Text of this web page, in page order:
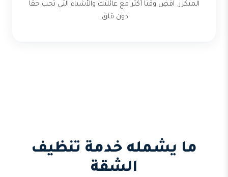
المتكرر. اقضِ وقتاً أكثر مع عائلتك والأشياء التي تحب حقاً
دون قلق.
ما يشمله خدمة تنظيف
الشقة